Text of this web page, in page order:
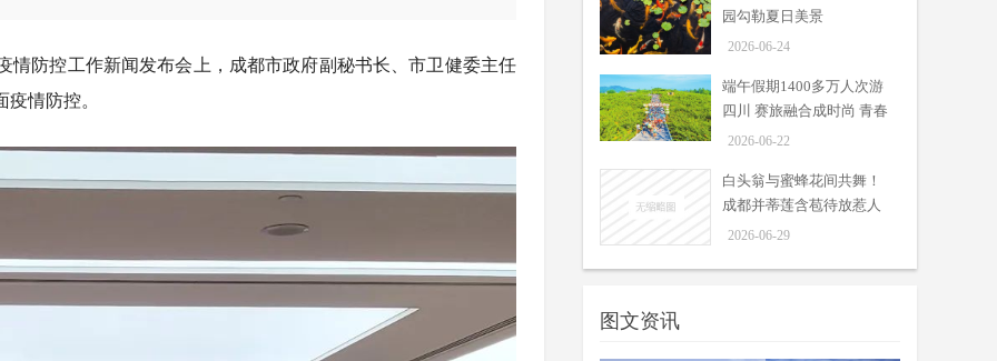
情防控工作新闻发布会上，成都市政府副秘书长、市卫健委主任
情防控。
园勾勒夏日美景
2026-06-24
端午假期1400多万人次游
四川 赛旅融合成时尚 青春
旅途是亮点
2026-06-22
白头翁与蜜蜂花间共舞！
成都并蒂莲含苞待放惹人
怜爱
2026-06-29
图文资讯